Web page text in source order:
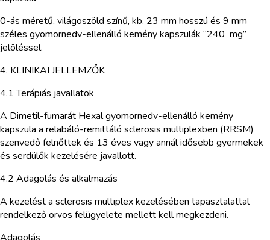
0-ás méretű, világoszöld színű, kb. 23 mm hosszú és 9 mm
széles gyomornedv-ellenálló kemény kapszulák “240 mg”
jelöléssel.
4. KLINIKAI JELLEMZŐK
4.1 Terápiás javallatok
A Dimetil-fumarát Hexal gyomornedv-ellenálló kemény
kapszula a relabáló-remittáló sclerosis multiplexben (RRSM)
szenvedő felnőttek és 13 éves vagy annál idősebb gyermekek
és serdülők kezelésére javallott.
4.2 Adagolás és alkalmazás
A kezelést a sclerosis multiplex kezelésében tapasztalattal
rendelkező orvos felügyelete mellett kell megkezdeni.
Adagolás